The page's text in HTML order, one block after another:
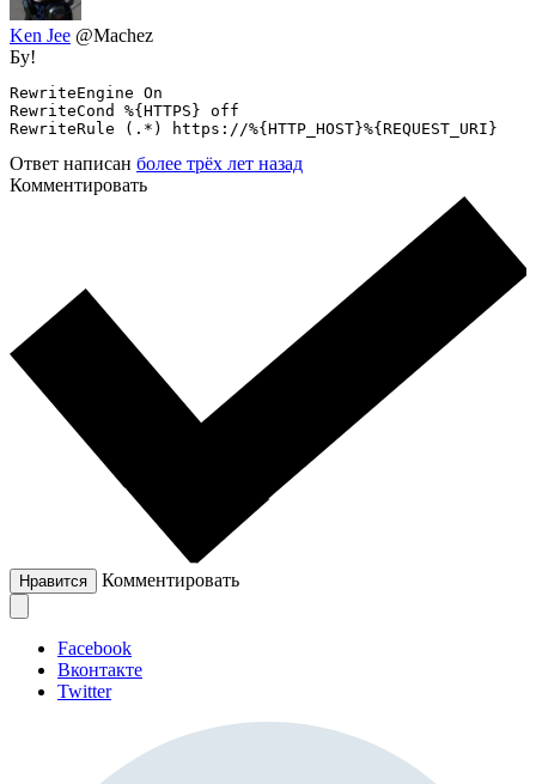
Ken Jee @Machez
Бу!
RewriteEngine On
RewriteCond %{HTTPS} off
RewriteRule (.*) https://%{HTTP_HOST}%{REQUEST_URI}
Ответ написан более трёх лет назад
Комментировать
Нравится Комментировать
Facebook
Вконтакте
Twitter